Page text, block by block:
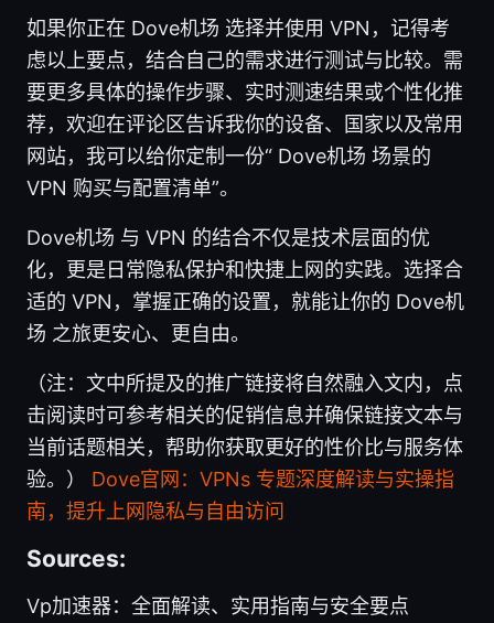
如果你正在 Dove机场 选择并使用 VPN，记得考
虑以上要点，结合自己的需求进行测试与比较。需
要更多具体的操作步骤、实时测速结果或个性化推
荐，欢迎在评论区告诉我你的设备、国家以及常用
网站，我可以给你定制一份“ Dove机场 场景的
VPN 购买与配置清单”。
Dove机场 与 VPN 的结合不仅是技术层面的优
化，更是日常隐私保护和快捷上网的实践。选择合
适的 VPN，掌握正确的设置，就能让你的 Dove机
场 之旅更安心、更自由。
（注：文中所提及的推广链接将自然融入文内，点
击阅读时可参考相关的促销信息并确保链接文本与
当前话题相关，帮助你获取更好的性价比与服务体
验。） Dove官网：VPNs 专题深度解读与实操指
南，提升上网隐私与自由访问
Sources:
Vp加速器：全面解读、实用指南与安全要点